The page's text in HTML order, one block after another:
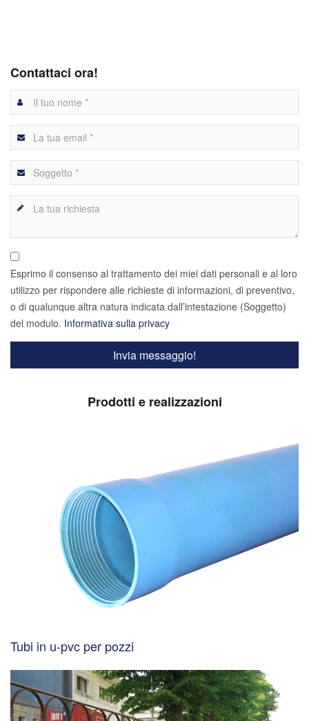
Contattaci ora!
Esprimo il consenso al trattamento dei miei dati personali e al loro
utilizzo per rispondere alle richieste di informazioni, di preventivo,
o di qualunque altra natura indicata dall’intestazione (Soggetto)
del modulo. Informativa sulla privacy
Prodotti e realizzazioni
Tubi in u-pvc per pozzi